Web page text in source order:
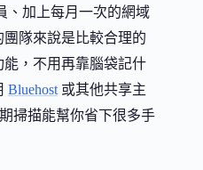
、加上每月一次的網域
隊來說是比較合理的
，不用再靠腦袋記什
Bluehost 或其他共享主
掃描能幫你省下很多手